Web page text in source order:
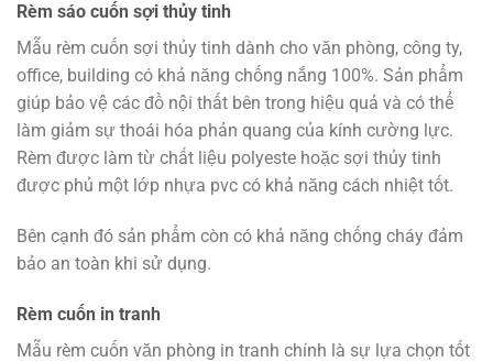
Rèm sáo cuốn sợi thủy tinh
Mẫu rèm cuốn sợi thủy tinh dành cho văn phòng, công ty,
office, building có khả năng chống nắng 100%. Sản phẩm
giúp bảo vệ các đồ nội thất bên trong hiệu quả và có thể
làm giảm sự thoái hóa phản quang của kính cường lực.
Rèm được làm từ chất liệu polyeste hoặc sợi thủy tinh
được phủ một lớp nhựa pvc có khả năng cách nhiệt tốt.
Bên cạnh đó sản phẩm còn có khả năng chống cháy đảm
bảo an toàn khi sử dụng.
Rèm cuốn in tranh
Mẫu rèm cuốn văn phòng in tranh chính là sự lựa chọn tốt